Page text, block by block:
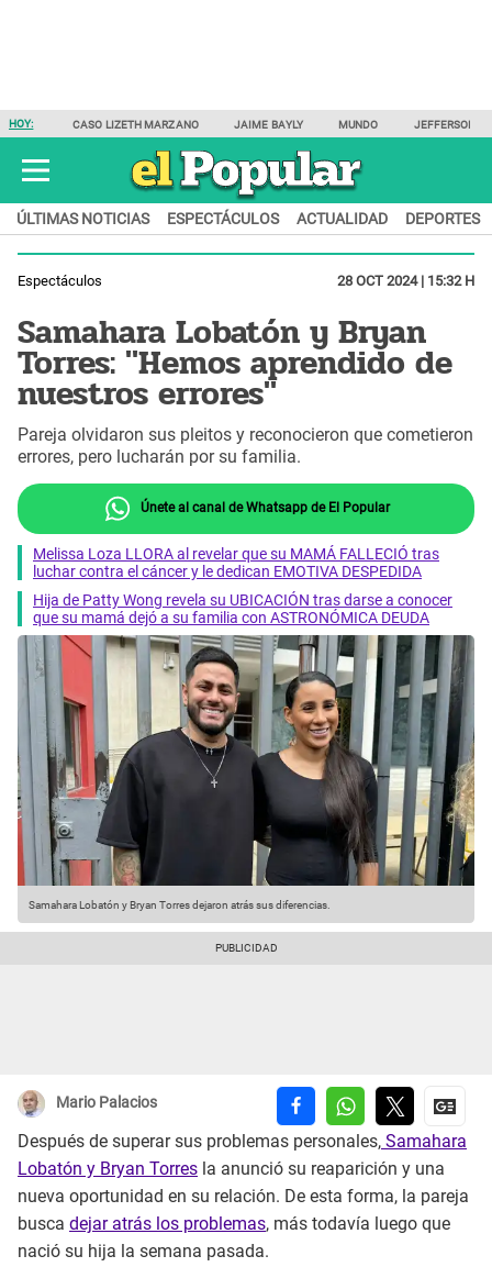
HOY: CASO LIZETH MARZANO JAIME BAYLY MUNDO JEFFERSON
ÚLTIMAS NOTICIAS ESPECTÁCULOS ACTUALIDAD DEPORTES
Espectáculos 28 OCT 2024 | 15:32 H
Samahara Lobatón y Bryan
Torres: "Hemos aprendido de
nuestros errores"
Pareja olvidaron sus pleitos y reconocieron que cometieron
errores, pero lucharán por su familia.
Únete al canal de Whatsapp de El Popular
Melissa Loza LLORA al revelar que su MAMÁ FALLECIÓ tras
luchar contra el cáncer y le dedican EMOTIVA DESPEDIDA
Hija de Patty Wong revela su UBICACIÓN tras darse a conocer
que su mamá dejó a su familia con ASTRONÓMICA DEUDA
Samahara Lobatón y Bryan Torres dejaron atrás sus diferencias.
Mario Palacios
Después de superar sus problemas personales, Samahara
Lobatón y Bryan Torres la anunció su reaparición y una
nueva oportunidad en su relación. De esta forma, la pareja
busca dejar atrás los problemas, más todavía luego que
nació su hija la semana pasada.